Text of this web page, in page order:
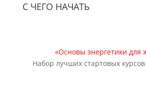
С ЧЕГО НАЧАТЬ
«Основы энергетики для
Набор лучших стартовых